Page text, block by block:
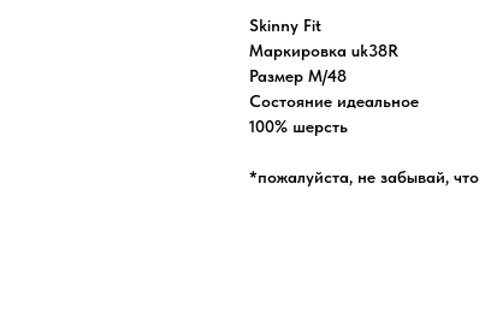
Skinny Fit
Маркировка uk38R
Размер M/48
Состояние идеальное
100% шерсть
*пожалуйста, не забывай,